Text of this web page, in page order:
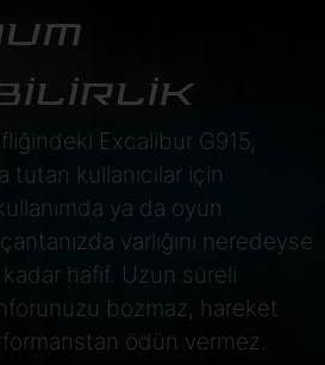
Excalibur G915,
kullanıcılar için
ya da oyun
varlığını neredeyse
hafif. Uzun süreli
bozmaz, hareket
ödün vermez.